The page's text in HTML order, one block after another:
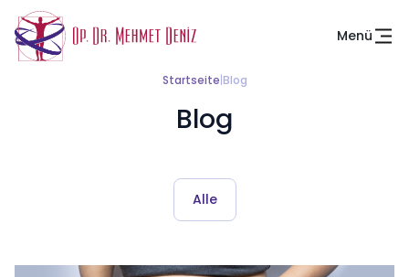
Menü
Startseite|Blog
Blog
Alle